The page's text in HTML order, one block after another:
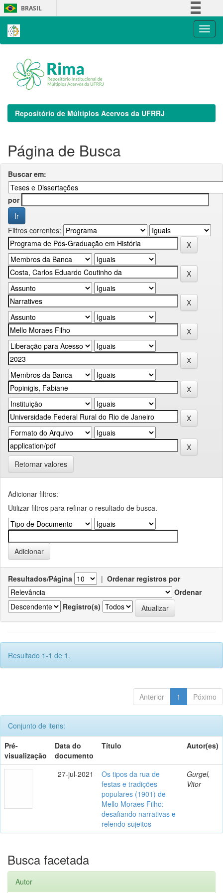
Skip
navigation
BRASIL
Repositório de Múltiplos Acervos da UFRRJ
Página de Busca
Buscar em:
por
Filtros correntes:
Retornar valores
Adicionar filtros:
Utilizar filtros para refinar o resultado de busca.
Resultados/Página | Ordenar registros por
Ordenar
Registro(s)
Resultado 1-1 de 1.
Anterior 1 Póximo
Conjunto de itens:
Pré-
visualização
Data do
documento
Título Autor(es)
27-jul-2021
Os tipos da rua de
festas e tradições
populares (1901) de
Mello Moraes Filho:
desafiando narrativas e
relendo sujeitos
Gurgel,
Vitor
Busca facetada
Autor